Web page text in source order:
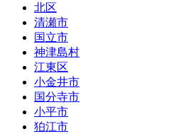
北区
清瀬市
国立市
神津島村
江東区
小金井市
国分寺市
小平市
狛江市